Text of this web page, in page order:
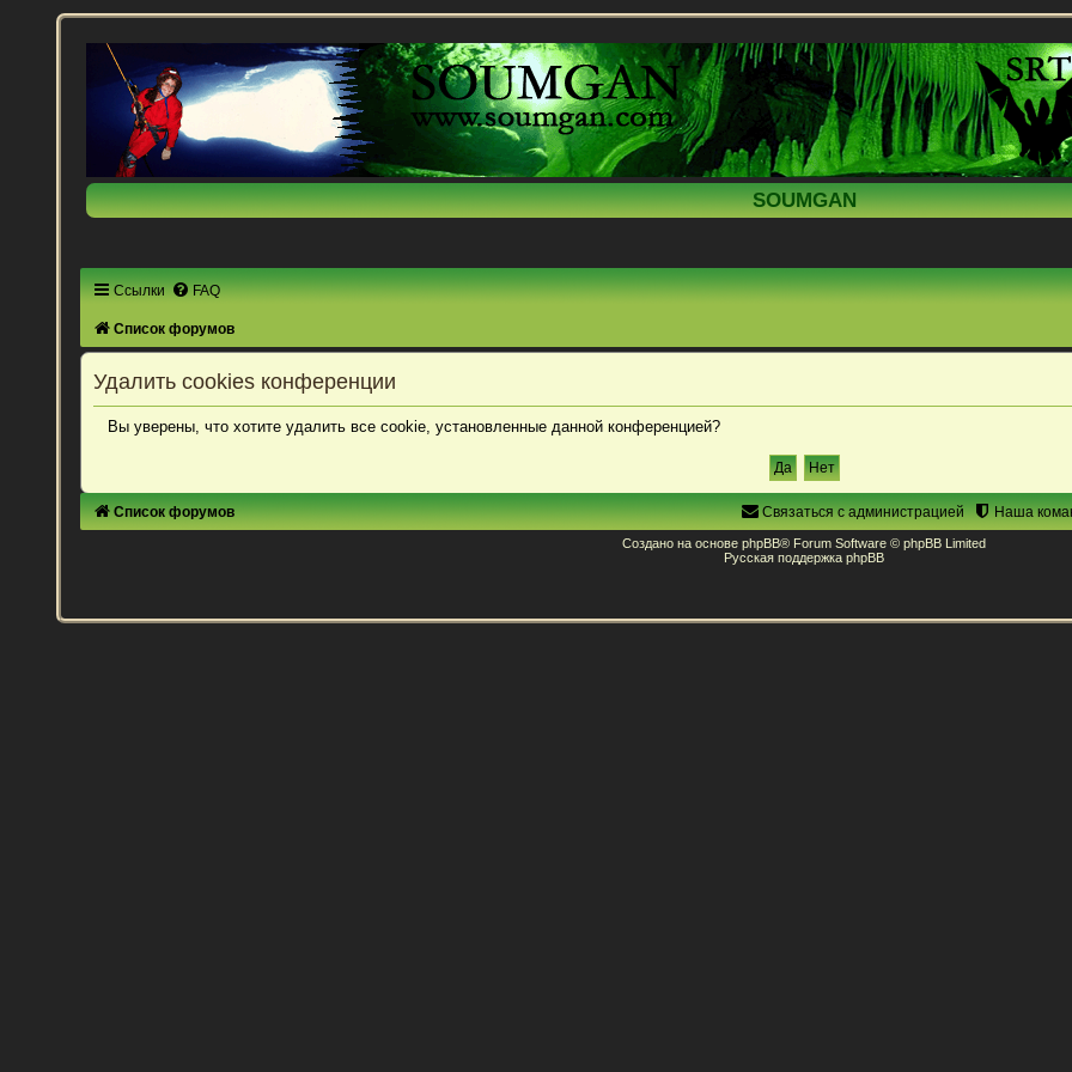
SOUMGAN
Ссылки FAQ
Список форумов
Удалить cookies конференции
Вы уверены, что хотите удалить все cookie, установленные данной конференцией?
Список форумов Наша
Связаться с администрацией
Создано на основе phpBB® Forum Software © phpBB Limited
Русская поддержка phpBB